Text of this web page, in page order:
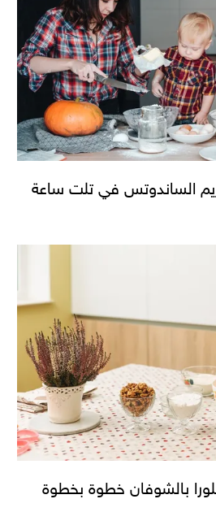
الساندوتس في تلت ساعة
بالشوفان خطوة بخطوة